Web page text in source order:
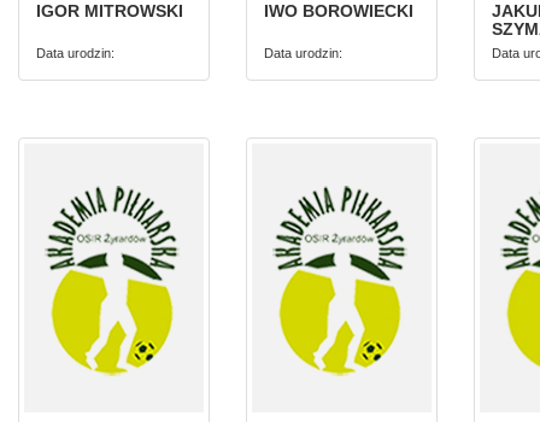
IGOR MITROWSKI
Data urodzin:
IWO BOROWIECKI
Data urodzin: Data